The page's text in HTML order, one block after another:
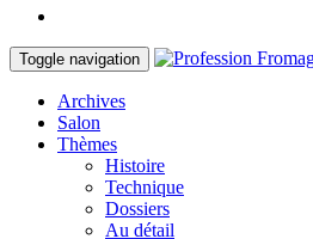
Toggle navigation
Archives
Salon
Thèmes
Histoire
Technique
Dossiers
Au détail